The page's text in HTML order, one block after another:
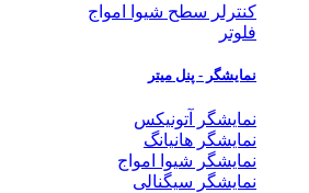
کنترلر سطح شیوا امواج
فلوتر
نمایشگر - پنل میتر
نمایشگر آتونیکس
نمایشگر هانیانگ
نمایشگر شیوا امواج
نمایشگر سیگنالی